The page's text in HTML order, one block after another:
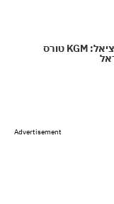
בדרך להגשמת הפוטנציאל: KGM טורס
Advertisement